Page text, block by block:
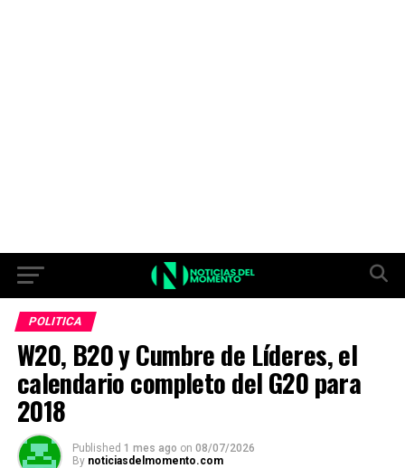
POLITICA
W20, B20 y Cumbre de Líderes, el
calendario completo del G20 para
2018
Published 1 mes ago on 08/07/2026
By noticiasdelmomento.com